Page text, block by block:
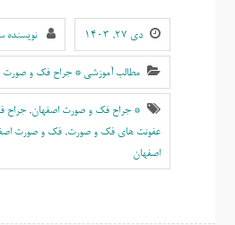
دی ۲۷, ۱۴۰۳ نویسنده
مطالب آموزشی * جراح فک و صورت
* جراح فک و صورت اصفهان, جراح
عفونت های فک و صورت, فک و صورت
اصفهان